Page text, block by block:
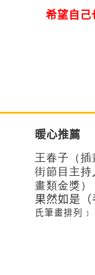
希望自
暖心推薦
王春子（
街節目主
畫類金獎
果然如是
氏筆畫排列﹞